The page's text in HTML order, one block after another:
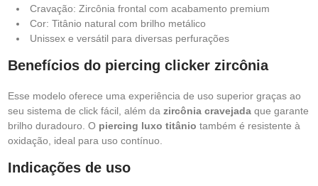
Cravação: Zircônia frontal com acabamento premium
Cor: Titânio natural com brilho metálico
Unissex e versátil para diversas perfurações
Benefícios do piercing clicker zircônia
Esse modelo oferece uma experiência de uso superior graças ao
seu sistema de click fácil, além da zircônia cravejada que garante
brilho duradouro. O piercing luxo titânio também é resistente à
oxidação, ideal para uso contínuo.
Indicações de uso